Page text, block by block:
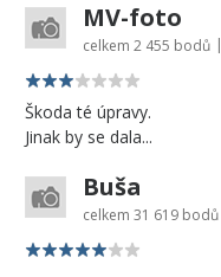
MV-foto
celkem 2 455 bodů |
Škoda té úpravy.
Jinak by se dala...
Buša
celkem 31 619 bodů